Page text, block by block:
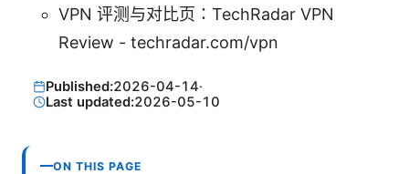
VPN 评测与对比页：TechRadar VPN
Review - techradar.com/vpn
Published:2026-04-14·
Last updated:2026-05-10
ON THIS PAGE